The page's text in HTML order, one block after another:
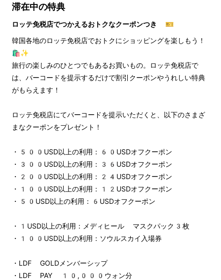
滞在中の特典
ロッテ免税店でつかえるおトクなクーポンつき 🎫
韓国各地のロッテ免税店でおトクにショッピングを楽しもう！
🛍️✨
旅行の楽しみのひとつでもあるお買いもの。ロッテ免税店で
は、バーコードを提示するだけで割引クーポンやうれしい特典
がもらえます！
ロッテ免税店にてバーコードを提示いただくと、以下のさまざ
まなクーポンをプレゼント！
・500USD以上の利用：60USDオフクーポン
・300USD以上の利用：36USDオフクーポン
・200USD以上の利用：24USDオフクーポン
・100USD以上の利用：12USDオフクーポン
・50USD以上の利用：6USDオフクーポン
・1USD以上の利用：メディヒール マスクパック3枚
・100USD以上の利用：ソウルスカイ入場券
・LDF GOLDメンバーシップ
・LDF PAY 10,000ウォン分